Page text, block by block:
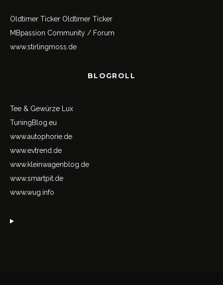
Oldtimer Ticker Oldtimer Ticker
MBpassion Community / Forum
www.stirlingmoss.de
BLOGROLL
Tee & Gewürze Lux
TuningBlog.eu
www.autophorie.de
www.evtrend.de
www.kleinwagenblog.de
www.smartpit.de
www.wug.info